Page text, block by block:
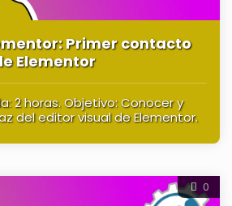
Primer contacto
Elementor
2 horas. Objetivo: Conocer y
del editor visual de Elementor.
0